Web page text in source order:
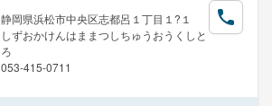
静岡県浜松市中央区志都呂１丁目１?１
しずおかけんはままつしちゅうおうくしと
ろ
053-415-0711